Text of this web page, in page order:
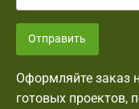
Отправить
Оформляйте заказ
готовых проектов,